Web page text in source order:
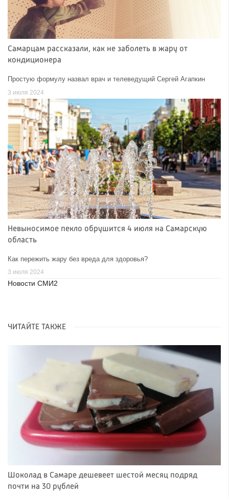
Самарцам рассказали, как не заболеть в жару от
кондиционера
Простую формулу назвал врач и телеведущий Сергей Агапкин
3 июля 2024
Невыносимое пекло обрушится 4 июля на Самарскую
область
Как пережить жару без вреда для здоровья?
3 июля 2024
Новости СМИ2
ЧИТАЙТЕ ТАКЖЕ
Шоколад в Самаре дешевеет шестой месяц подряд
почти на 30 рублей